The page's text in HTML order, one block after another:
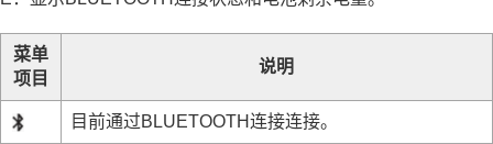
菜单
项目
说明
目前通过BLUETOOTH连接连接。